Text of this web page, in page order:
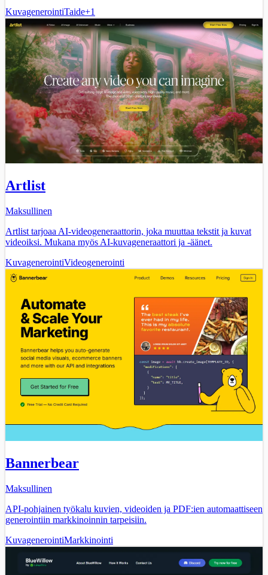
KuvagenerointiTaide+1
Artlist
Maksullinen
Artlist tarjoaa AI-videogeneraattorin, joka muuttaa tekstit ja kuvat
videoiksi. Mukana myös AI-kuvageneraattori ja -äänet.
KuvagenerointiVideogenerointi
Bannerbear
Maksullinen
API-pohjainen työkalu kuvien, videoiden ja PDF:ien automaattiseen
generointiin markkinoinnin tarpeisiin.
KuvagenerointiMarkkinointi